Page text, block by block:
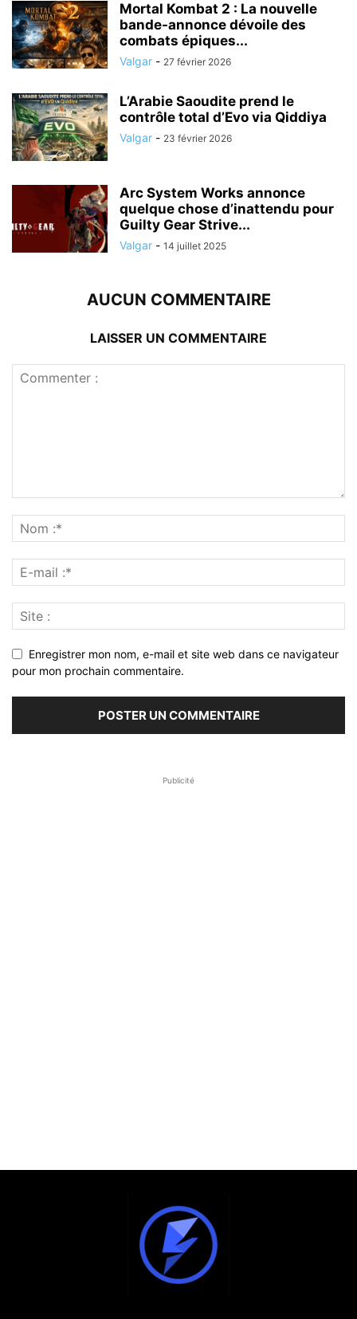
Mortal Kombat 2 : La nouvelle
bande-annonce dévoile des
combats épiques...
Valgar - 27 février 2026
L’Arabie Saoudite prend le
contrôle total d’Evo via Qiddiya
Valgar - 23 février 2026
Arc System Works annonce
quelque chose d’inattendu pour
Guilty Gear Strive...
Valgar - 14 juillet 2025
AUCUN COMMENTAIRE
LAISSER UN COMMENTAIRE
Enregistrer mon nom, e-mail et site web dans ce navigateur
pour mon prochain commentaire.
Publicité